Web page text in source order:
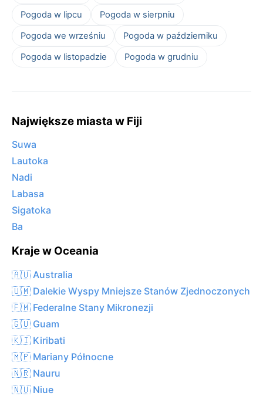
Pogoda w lipcu
Pogoda w sierpniu
Pogoda we wrześniu
Pogoda w październiku
Pogoda w listopadzie
Pogoda w grudniu
Największe miasta w Fiji
Suwa
Lautoka
Nadi
Labasa
Sigatoka
Ba
Kraje w Oceania
🇦🇺 Australia
🇺🇲 Dalekie Wyspy Mniejsze Stanów Zjednoczonych
🇫🇲 Federalne Stany Mikronezji
🇬🇺 Guam
🇰🇮 Kiribati
🇲🇵 Mariany Północne
🇳🇷 Nauru
🇳🇺 Niue